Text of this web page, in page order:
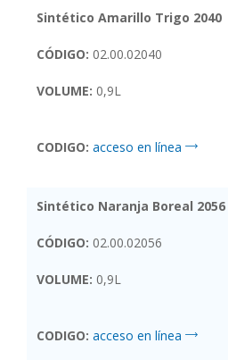
Sintético Amarillo Trigo 2040
CÓDIGO: 02.00.02040
VOLUME: 0,9L
CODIGO: acceso en línea
Sintético Naranja Boreal 2056
CÓDIGO: 02.00.02056
VOLUME: 0,9L
CODIGO: acceso en línea